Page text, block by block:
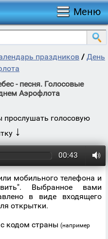
Меню
праздников / День
- песня. Голосовые
Аэрофлота
прослушать голосовую
↓
00:43
мобильного телефона и
Выбранное вами
в виде входящего
открытки.
кодом страны (например